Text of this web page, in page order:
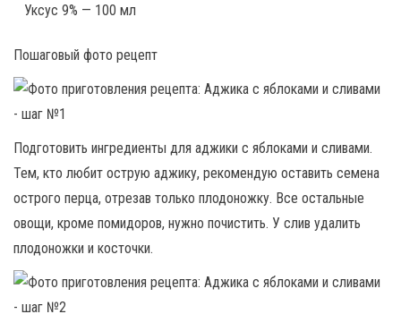
Уксус 9% — 100 мл
Пошаговый фото рецепт
Подготовить ингредиенты для аджики с яблоками и сливами.
Тем, кто любит острую аджику, рекомендую оставить семена
острого перца, отрезав только плодоножку. Все остальные
овощи, кроме помидоров, нужно почистить. У слив удалить
плодоножки и косточки.